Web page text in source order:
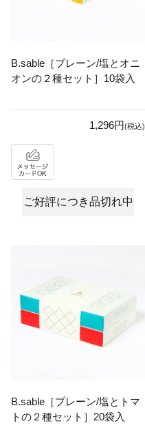
B.sable［プレーン/塩とオニ
オンの２種セット］10袋入
1,296円(税込)
ご好評につき品切れ中
B.sable［プレーン/塩とトマ
トの２種セット］20袋入